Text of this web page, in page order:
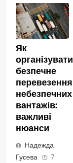
Як
організувати
безпечне
перевезення
небезпечних
вантажів:
важливі
нюанси
Надежда
Гусева
7